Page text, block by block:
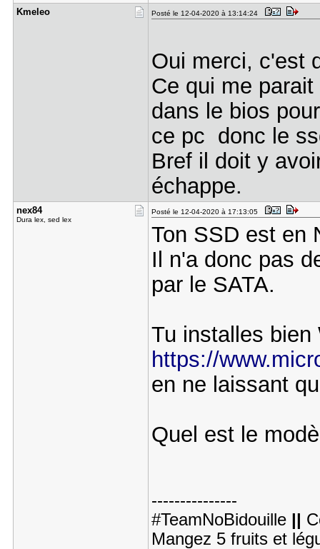
Kmeleo Posté le 12-04-2020 à 13:14:24
Oui merci, c'est
Ce qui me
dans le bios
ce pc donc le
Bref il doit y
échappe.
nex84
Dura lex, sed lex
Posté le 12-04-2020 à 17:13:05
Ton SSD est en
Il n'a donc pas
par le SATA.
Tu installes bien
https://
en ne laissant
Quel est le
---------------
#TeamNoBidouille ||
Mangez 5 fruits et